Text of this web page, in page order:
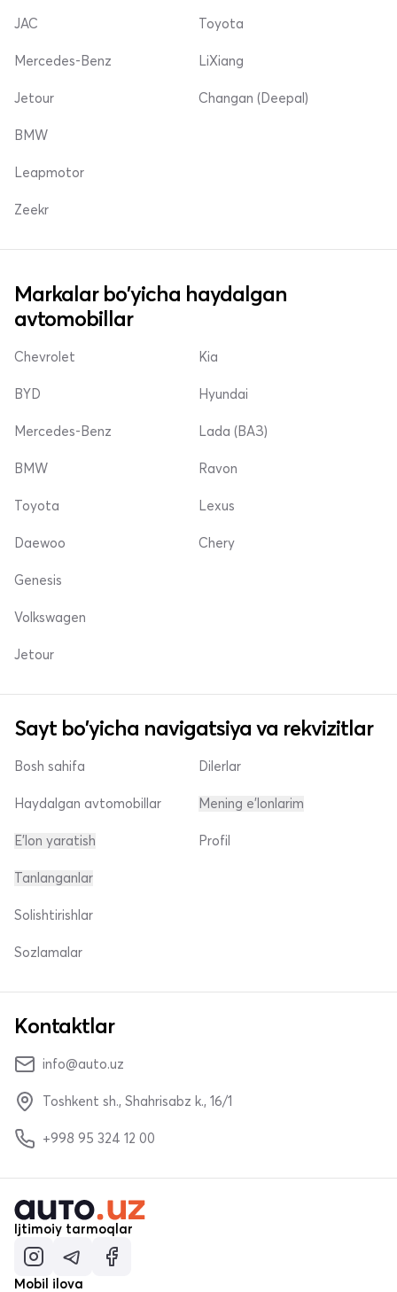
JAC
Mercedes-Benz
Jetour
Toyota
LiXiang
Changan (Deepal)
BMW
Leapmotor
Zeekr
Markalar bo'yicha haydalgan
avtomobillar
Chevrolet
BYD
Mercedes-Benz
Kia
Hyundai
Lada (ВАЗ)
BMW
Toyota
Daewoo
Ravon
Lexus
Chery
Genesis
Volkswagen
Jetour
Sayt bo'yicha navigatsiya va rekvizitlar
Bosh sahifa
Haydalgan avtomobillar
E'lon yaratish
Dilerlar
Mening e'lonlarim
Profil
Tanlanganlar
Solishtirishlar
Sozlamalar
Kontaktlar
info@auto.uz
Toshkent sh., Shahrisabz k., 16/1
+998 95 324 12 00
Ijtimoiy tarmoqlar
Mobil ilova